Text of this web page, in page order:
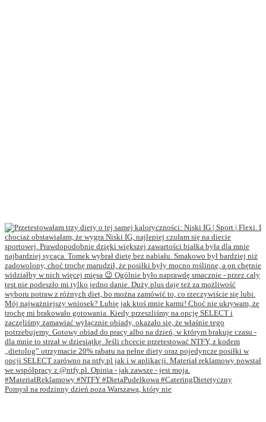
Pomysł na rodzinny dzień poza Warszawą, który nie